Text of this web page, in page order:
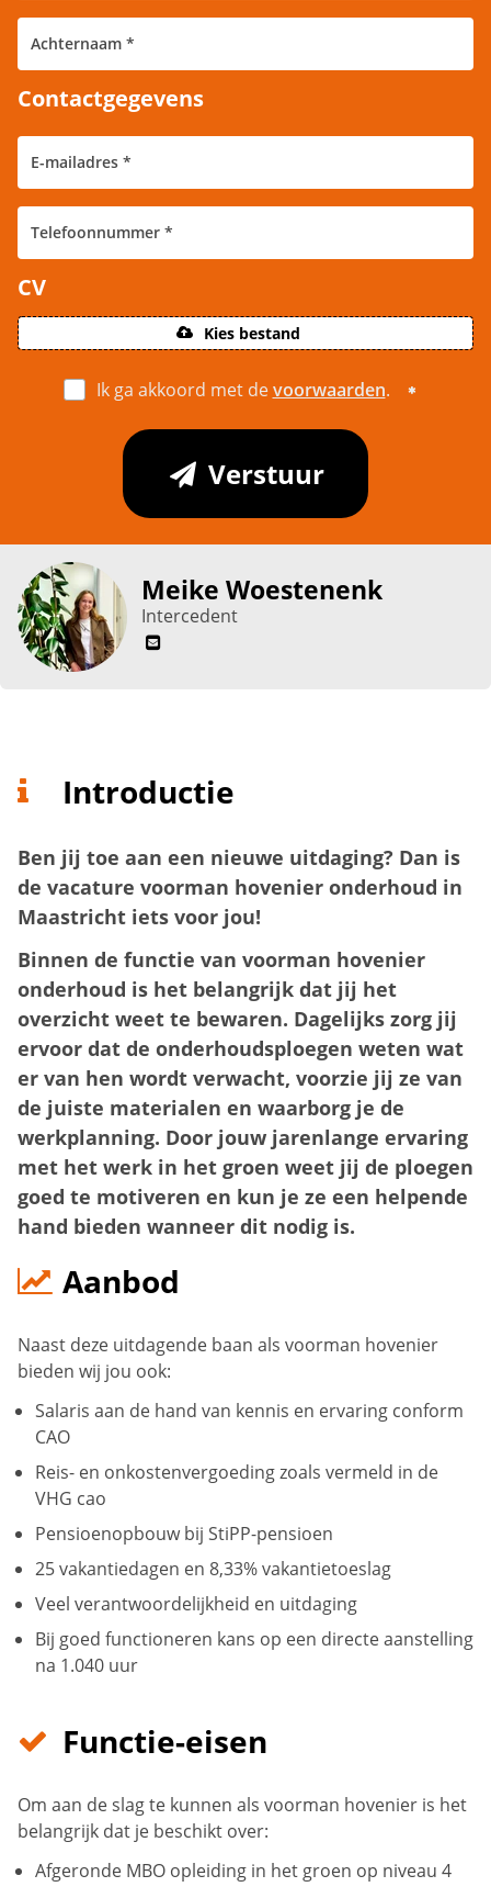
Meike Woestenenk
Intercedent
Contactgegevens
CV
Kies bestand
Ik ga akkoord met devoorwaarden.
Verstuur
Introductie
Ben jij toe aan een nieuwe uitdaging? Dan is
de vacature voorman hovenier onderhoud in
Maastricht iets voor jou!
Binnen de functie van voorman hovenier
onderhoud is het belangrijk dat jij het
overzicht weet te bewaren. Dagelijks zorg jij
ervoor dat de onderhoudsploegen weten wat
er van hen wordt verwacht, voorzie jij ze van
de juiste materialen en waarborg je de
werkplanning. Door jouw jarenlange ervaring
met het werk in het groen weet jij de ploegen
goed te motiveren en kun je ze een helpende
hand bieden wanneer dit nodig is.
Aanbod
Naast deze uitdagende baan als voorman hovenier
bieden wij jou ook:
Salaris aan de hand van kennis en ervaring conform
CAO
Reis- en onkostenvergoeding zoals vermeld in de
VHG cao
Pensioenopbouw bij StiPP-pensioen
25 vakantiedagen en 8,33% vakantietoeslag
Veel verantwoordelijkheid en uitdaging
Bij goed functioneren kans op een directe aanstelling
na 1.040 uur
Functie-eisen
Om aan de slag te kunnen als voorman hovenier is het
belangrijk dat je beschikt over:
Afgeronde MBO opleiding in het groen op niveau 4